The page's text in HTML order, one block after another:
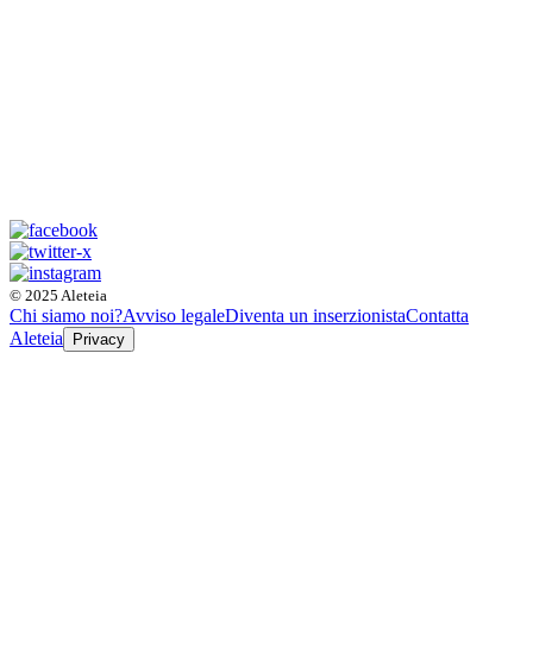
© 2025 Aleteia
Chi siamo noi?Avviso legaleDiventa un inserzionistaContatta
Aleteia
Privacy